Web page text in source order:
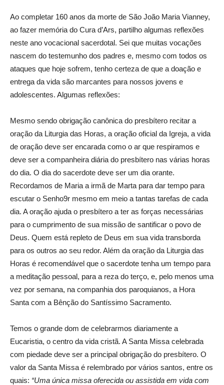
Ao completar 160 anos da morte de São João Maria Vianney,
ao fazer memória do Cura d’Ars, partilho algumas reflexões
neste ano vocacional sacerdotal. Sei que muitas vocações
nascem do testemunho dos padres e, mesmo com todos os
ataques que hoje sofrem, tenho certeza de que a doação e
entrega da vida são marcantes para nossos jovens e
adolescentes. Algumas reflexões:
Mesmo sendo obrigação canônica do presbítero recitar a
oração da Liturgia das Horas, a oração oficial da Igreja, a vida
de oração deve ser encarada como o ar que respiramos e
deve ser a companheira diária do presbítero nas várias horas
do dia. O dia do sacerdote deve ser um dia orante.
Recordamos de Maria a irmã de Marta para dar tempo para
escutar o Senho9r mesmo em meio a tantas tarefas de cada
dia. A oração ajuda o presbítero a ter as forças necessárias
para o cumprimento de sua missão de santificar o povo de
Deus. Quem está repleto de Deus em sua vida transborda
para os outros ao seu redor. Além da oração da Liturgia das
Horas é recomendável que o sacerdote tenha um tempo para
a meditação pessoal, para a reza do terço, e, pelo menos uma
vez por semana, na companhia dos paroquianos, a Hora
Santa com a Bênção do Santíssimo Sacramento.
Temos o grande dom de celebrarmos diariamente a
Eucaristia, o centro da vida cristã. A Santa Missa celebrada
com piedade deve ser a principal obrigação do presbítero. O
valor da Santa Missa é relembrado por vários santos, entre os
quais: “Uma única missa oferecida ou assistida em vida com